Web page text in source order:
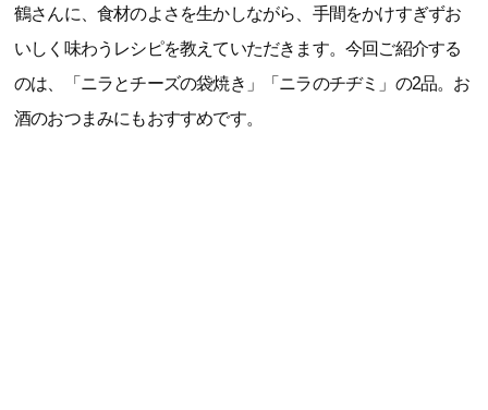
鶴さんに、食材のよさを生かしながら、手間をかけすぎずお
いしく味わうレシピを教えていただきます。今回ご紹介する
のは、「ニラとチーズの袋焼き」「ニラのチヂミ」の2品。お
酒のおつまみにもおすすめです。